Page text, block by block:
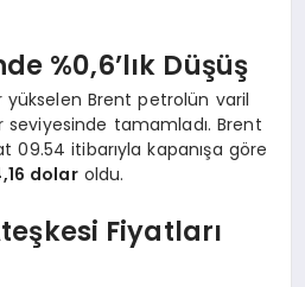
%0,6’lık Düşüş
yükselen Brent petrolün varil
seviyesinde tamamladı. Brent
09.54 itibarıyla kapanışa göre
dolaroldu.
Fiyatları